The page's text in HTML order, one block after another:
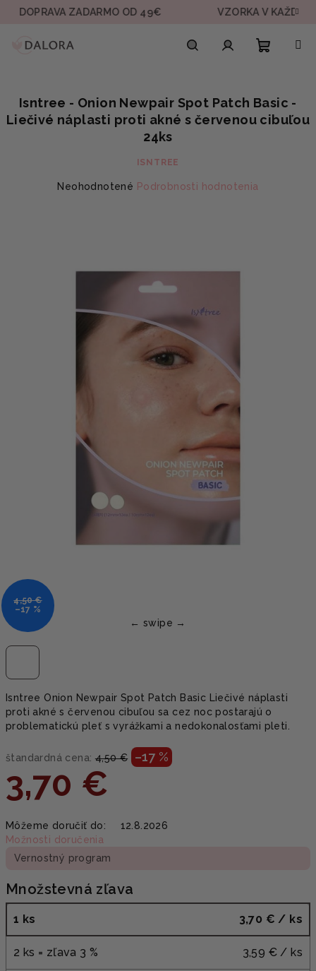
Prejsť ZADARMO OD 49€ VZORKA V KAŽDEJ
košík
Isntree Onion Newpair Spot Patch Basic Liečivé náplasti
proti akné s červenou cibuľou sa cez noc postarajú o
problematickú pleť s vyrážkami a nedokonalosťami pleti.
štandardná cena: 4,50 € –17 %
3,70 €
cena:
Môžeme doručiť do:
12.8.2026
Možnosti doručenia
Vernostný program
Množstevná zľava
1 ks 3,70 € / ks
2 ks = zľava 3 % 3,59 € / ks
Isntree - Onion Newpair Spot Patch Basic -
Liečivé náplasti proti akné s červenou cibuľou
24ks
ISNTREE
Priemerné
Neohodnotené Podrobnosti hodnotenia
4,50 €
–17 %